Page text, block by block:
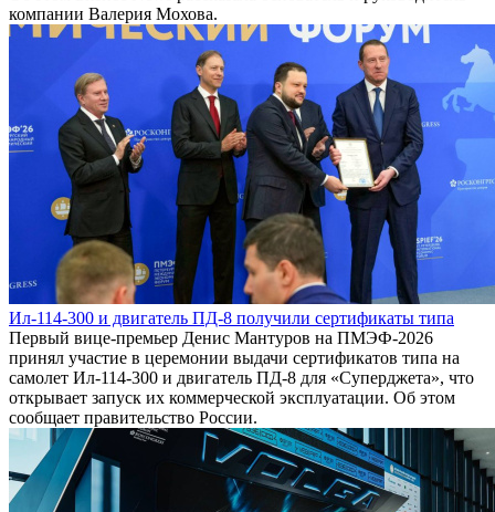
компании Валерия Мохова.
Ил-114-300 и двигатель ПД-8 получили сертификаты типа
Первый вице-премьер Денис Мантуров на ПМЭФ-2026
принял участие в церемонии выдачи сертификатов типа на
самолет Ил-114-300 и двигатель ПД-8 для «Суперджета», что
открывает запуск их коммерческой эксплуатации. Об этом
сообщает правительство России.